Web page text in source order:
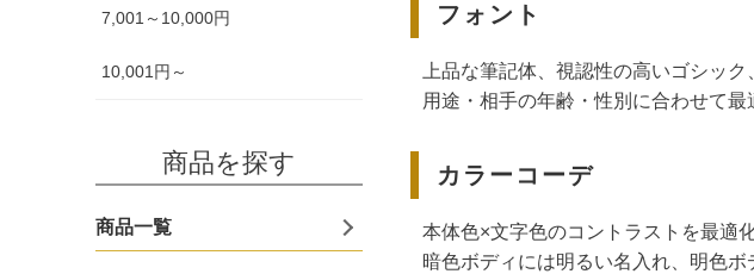
7,001～10,000円
10,001円～
商品を探す
商品一覧
フォント
上品な筆記体、視認性の高いゴシッ
用途・相手の年齢・性別に合わせて最
カラーコーデ
本体色×文字色のコントラストを最適化
暗色ボディには明るい名入れ、明色